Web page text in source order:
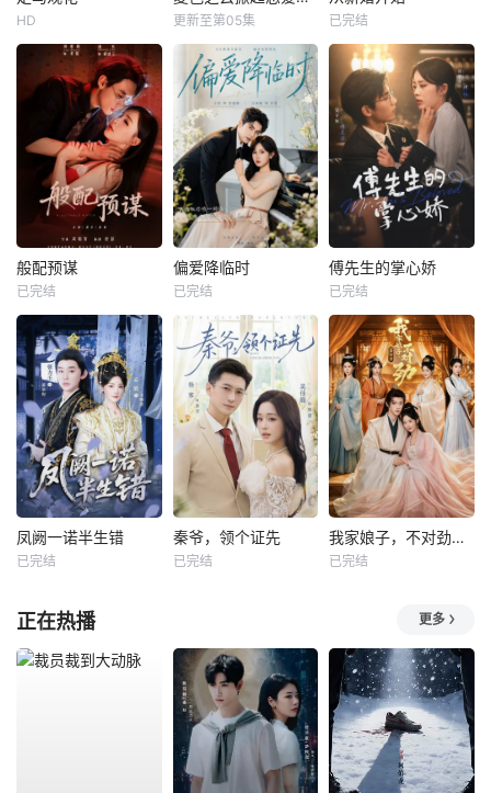
HD 更新至第05集 已完结
般配预谋
已完结
偏爱降临时
已完结
傅先生的掌心娇
已完结
凤阙一诺半生错
已完结
秦爷，领个证先
已完结
我家娘子，不对劲第四季
已完结
正在热播 更多